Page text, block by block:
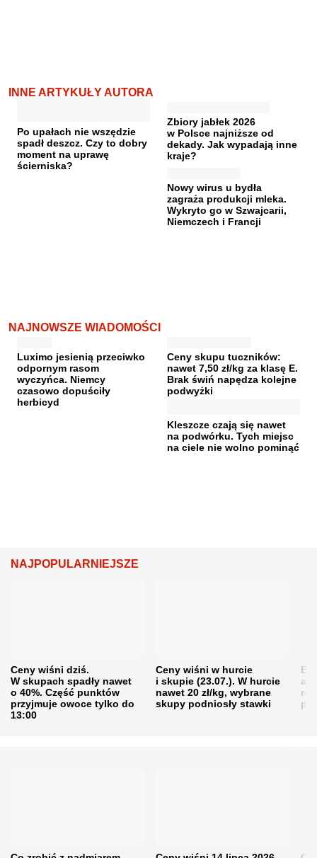
INNE ARTYKUŁY AUTORA
Po upałach nie wszędzie
spadł deszcz. Czy to dobry
moment na uprawę
ścierniska?
Zbiory jabłek 2026
w Polsce najniższe od
dekady. Jak wypadają inne
kraje?
Nowy wirus u bydła
zagraża produkcji mleka.
Wykryto go w Szwajcarii,
Niemczech i Francji
NAJNOWSZE WIADOMOŚCI
Luximo jesienią przeciwko
odpornym rasom
wyczyńca. Niemcy
czasowo dopuściły
herbicyd
Ceny skupu tuczników:
nawet 7,50 zł/kg za klasę E.
Brak świń napędza kolejne
podwyżki
Kleszcze czają się nawet
na podwórku. Tych miejsc
na ciele nie wolno pominąć
NAJPOPULARNIEJSZE
Ceny wiśni dziś.
W skupach spadły nawet
o 40%. Część punktów
przyjmuje owoce tylko do
13:00
Ceny wiśni w hurcie
i skupie (23.07.). W hurcie
nawet 20 zł/kg, wybrane
skupy podniosły stawki